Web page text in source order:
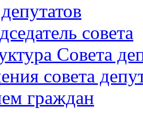
совета
Совета
совета
граждан